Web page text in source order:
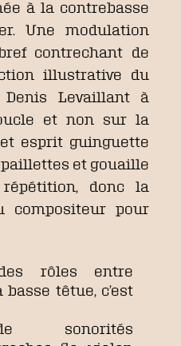
à la contrebasse
Une modulation
contrechant de
illustrative du
Levaillant à
et non sur la
esprit guinguette
et gouaille
donc la
compositeur pour
rôles entre
têtue, c’est
sonorités